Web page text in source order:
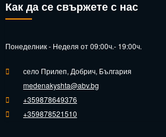
Как да се свържете с нас
Понеделник - Неделя от 09:00ч.- 19:00ч.
село Прилеп, Добрич, България
medenakyshta@abv.bg
+359878649376
+359878521510